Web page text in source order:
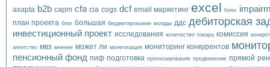
axapta b2b capm cfa cia cogs dcf email маркетинг excel forex
план проекта блог большая бюджетирование вклады ддс дебиторская
инвестиционный проект исследования количество товара комиссия
агентство мвз мнение может ли монетизация мониторинг конкурентов
пенсионный фонд пиф подготовка прогнозирование продвижение прямой